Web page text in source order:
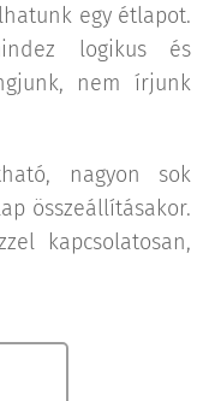
egy étlapot.
logikus és
nem írjunk
nagyon sok
összeállításakor.
kapcsolatosan,